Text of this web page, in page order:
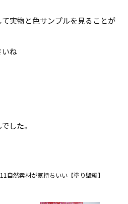
実物と色サンプルを見ることが
いね
した。
自然素材が気持ちいい【塗り壁編】